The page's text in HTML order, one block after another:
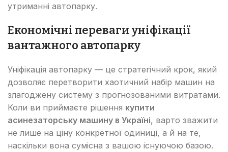
утриманні автопарку.
Економічні переваги уніфікації
вантажного автопарку
Уніфікація автопарку — це стратегічний крок, який
дозволяє перетворити хаотичний набір машин на
злагоджену систему з прогнозованими витратами.
Коли ви приймаєте рішення купити
асинезаторську машину в Україні, варто зважити
не лише на ціну конкретної одиниці, а й на те,
наскільки вона сумісна з вашою існуючою базою.